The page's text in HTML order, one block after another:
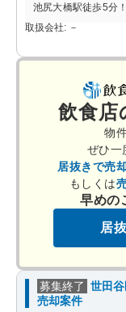
池尻大橋駅徒歩5分
取扱会社: －
飲食店
物
ぜひ一
居抜きで売
もしくは
早めの
居
募集終了 世田
売却案件